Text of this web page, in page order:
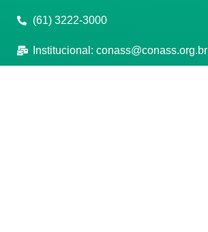
(61) 3222-3000
Institucional: conass@conass.org.br